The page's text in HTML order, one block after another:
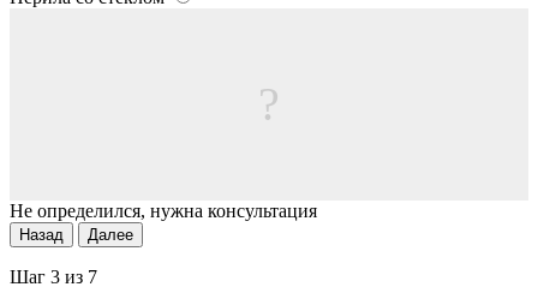
?
Не определился, нужна консультация
Назад Далее
Шаг 3 из 7